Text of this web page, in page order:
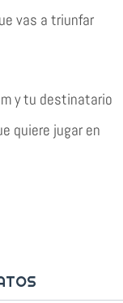
vas a triunfar
y tu destinatario
quiere jugar en